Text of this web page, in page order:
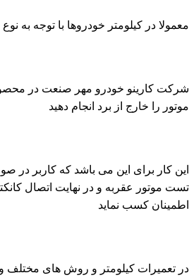
معمولا در کیلومتر خودروها با توجه به نوع طراحی کیلومتر دارای 4 موتور و یا 2 موتور می باشد که
شرکت کارینو خودرو مهر صنعت در محصول
موتور را خارج از برد انجام دهید
این کار برای این می باشد که کاربر در
تست موتور عقربه و در نهایت اتصال
اطمینان کسب نماید
در تعمیرات کیلومتر و روش های مختلف